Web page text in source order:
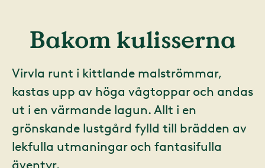
Bakom kulisserna
Virvla runt i kittlande malströmmar,
kastas upp av höga vågtoppar och andas
ut i en värmande lagun. Allt i en
grönskande lustgård fylld till brädden av
lekfulla utmaningar och fantasifulla
äventyr.